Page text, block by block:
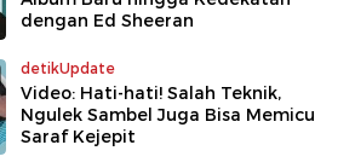
dengan Ed Sheeran
detikUpdate
Video: Hati-hati! Salah Teknik,
Ngulek Sambel Juga Bisa Memicu
Saraf Kejepit